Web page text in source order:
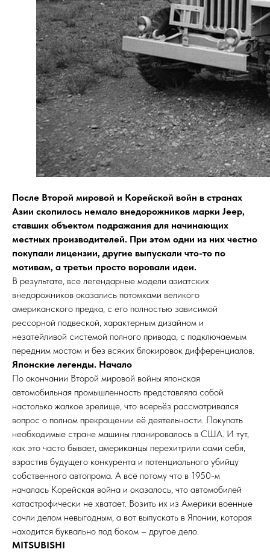
После Второй мировой и Корейской войн в странах
Азии скопилось немало внедорожников марки Jeep,
ставших объектом подражания для начинающих
местных производителей. При этом одни из них честно
покупали лицензии, другие выпускали что-то по
мотивам, а третьи просто воровали идеи.
В результате, все легендарные модели азиатских
внедорожников оказались потомками великого
американского предка, с его полностью зависимой
рессорной подвеской, характерным дизайном и
незатейливой системой полного привода, с подключаемым
передним мостом и без всяких блокировок дифференциалов.
Японские легенды. Начало
По окончании Второй мировой войны японская
автомобильная промышленность представляла собой
настолько жалкое зрелище, что всерьёз рассматривался
вопрос о полном прекращении её деятельности. Покупать
необходимые стране машины планировалось в США. И тут,
как это часто бывает, американцы перехитрили сами себя,
взрастив будущего конкурента и потенциального убийцу
собственного автопрома. А всё потому что в 1950-м
началась Корейская война и оказалось, что автомобилей
катастрофически не хватает. Возить их из Америки военные
сочли делом невыгодным, а вот выпускать в Японии, которая
находится буквально под боком – другое дело.
MITSUBISHI